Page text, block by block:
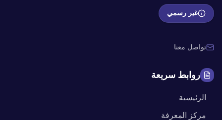
غير رسمي
تواصل معنا
روابط سريعة
الرئيسية
مركز المعرفة